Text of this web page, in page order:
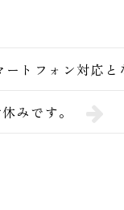
トフォン対応と
みです。